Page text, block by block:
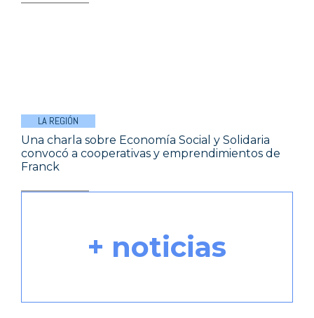
LA REGIÓN
Una charla sobre Economía Social y Solidaria
convocó a cooperativas y emprendimientos de
Franck
+ noticias